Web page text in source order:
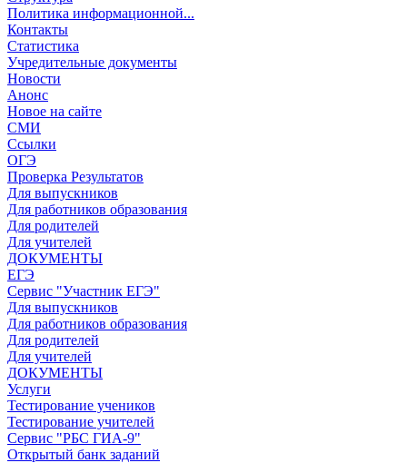
Политика информационной...
Контакты
Статистика
Учредительные документы
Новости
Анонс
Новое на сайте
СМИ
Ссылки
ОГЭ
Проверка Результатов
Для выпускников
Для работников образования
Для родителей
Для учителей
ДОКУМЕНТЫ
ЕГЭ
Сервис "Участник ЕГЭ"
Для выпускников
Для работников образования
Для родителей
Для учителей
ДОКУМЕНТЫ
Услуги
Тестирование учеников
Тестирование учителей
Сервис "РБС ГИА-9"
Открытый банк заданий